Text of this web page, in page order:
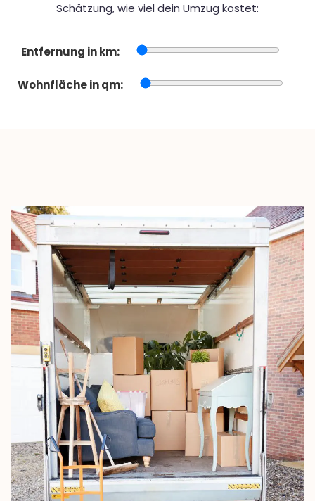
Schätzung, wie viel dein Umzug kostet:
Entfernung in km:
Wohnfläche in qm: